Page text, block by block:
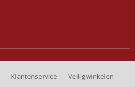
Klantenservice
Veilig winkelen